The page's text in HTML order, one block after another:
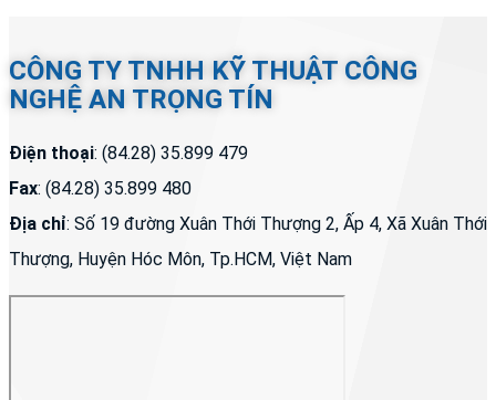
CÔNG TY TNHH KỸ THUẬT CÔNG
NGHỆ AN TRỌNG TÍN
Điện thoại: (84.28) 35.899 479
Fax: (84.28) 35.899 480
Địa chỉ: Số 19 đường Xuân Thới Thượng 2, Ấp 4, Xã Xuân Thới
Thượng, Huyện Hóc Môn, Tp.HCM, Việt Nam